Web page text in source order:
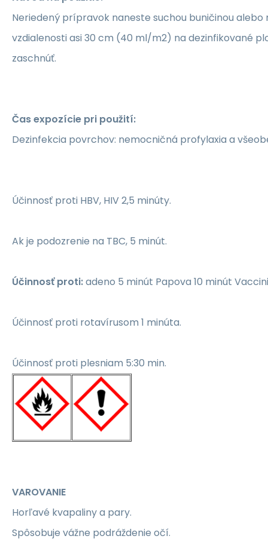
Neriedený prípravok naneste suchou buničinou
vzdialenosti asi 30 cm (40 ml/m2) na dezinfikované
zaschnúť.
Čas expozície pri použití:
Dezinfekcia povrchov: nemocničná profylaxia a
Účinnosť proti HBV, HIV 2,5 minúty.
Ak je podozrenie na TBC, 5 minút.
Účinnosť proti:adeno 5 minút Papova 10 minút
Účinnosť proti rotavírusom 1 minúta.
Účinnosť proti plesniam 5:30 min.
VAROVANIE
Horľavé kvapaliny a pary.
Spôsobuje vážne podráždenie očí.